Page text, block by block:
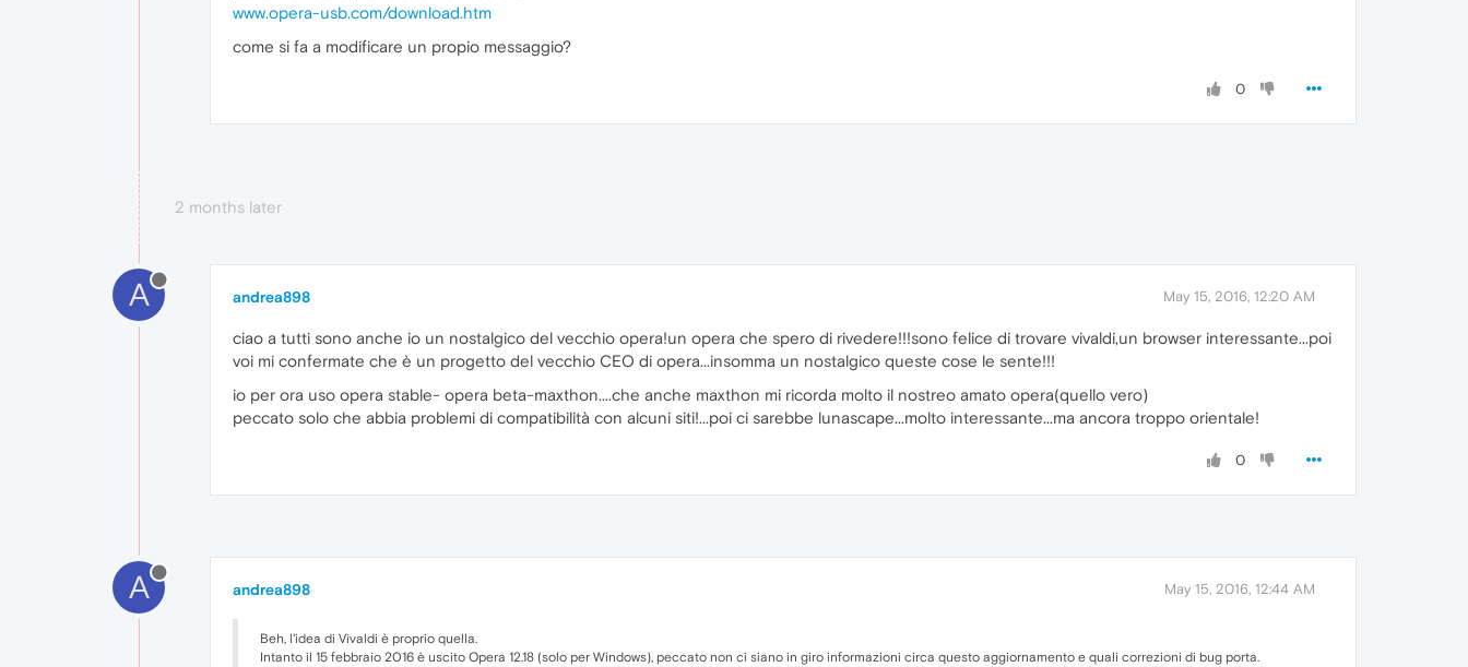
www.opera-usb.com/download.htm
come si fa a modificare un propio messaggio?
0
2 months later
A andrea898 May 15, 2016, 12:20 AM
ciao a tutti sono anche io un nostalgico del vecchio opera!un opera che spero di rivedere!!!sono felice di trovare vivaldi,un browser interessante...poi
voi mi confermate che è un progetto del vecchio CEO di opera...insomma un nostalgico queste cose le sente!!!
io per ora uso opera stable- opera beta-maxthon....che anche maxthon mi ricorda molto il nostreo amato opera(quello vero)
peccato solo che abbia problemi di compatibilità con alcuni siti!...poi ci sarebbe lunascape...molto interessante...ma ancora troppo orientale!
0
A andrea898 May 15, 2016, 12:44 AM
Beh, l'idea di Vivaldi è proprio quella.
Intanto il 15 febbraio 2016 è uscito Opera 12.18 (solo per Windows), peccato non ci siano in giro informazioni circa questo aggiornamento e quali correzioni di bug porta.